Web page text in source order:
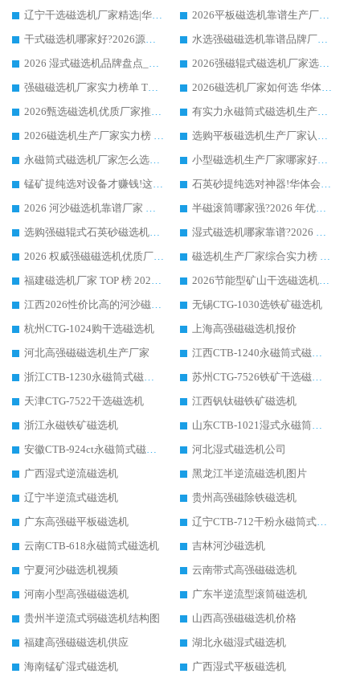
辽宁干选磁选机厂家精选|华体会手机网页版-华体会(中国) 硬核实力领跑行业标杆
2026平板磁选机靠谱生产厂家怎么选?行业标杆华体会手机网页版-华体会(中国) ，凭硬实力脱颖而出
干式磁选机哪家好?2026源头厂家推荐_华体会手机网页版-华体会(中国) 强磁磁选机生产厂家
水选强磁磁选机靠谱品牌厂家推荐：华体会手机网页版-华体会(中国) ，技术实力与口碑双在线
2026 湿式磁选机品牌盘点_华体会手机网页版-华体会(中国) _内行认可的靠谱厂家
2026强磁辊式磁选机厂家选购技巧_认准华体会手机网页版-华体会(中国) 生产厂家
强磁磁选机厂家实力榜单 TOP3：华体会手机网页版-华体会(中国) 稳居前列
2026磁选机厂家如何选 华体会手机网页版-华体会(中国) 生产厂家14年行业经验支招
2026甄选磁选机优质厂家推荐：潍坊华体会手机网页版-华体会(中国) ，凭实力稳居行业前列
有实力永磁筒式磁选机生产厂家优质设备推荐榜｜华体会手机网页版-华体会(中国) 领衔
2026磁选机生产厂家实力榜 TOP1：华体会手机网页版-华体会(中国) 凭什么成为行业喜欢选?
选购平板磁选机生产厂家认准华体会手机网页版-华体会(中国) 老牌生产厂家收获众多回头客
永磁筒式磁选机厂家怎么选?14 年老厂华体会手机网页版-华体会(中国) 凭实力出圈，这 5 大优势太圈粉
小型磁选机生产厂家哪家好?2026 年实测推荐，华体会手机网页版-华体会(中国) 十年口碑厂值得闭眼入
锰矿提纯选对设备才赚钱!这家临朐厂家的强磁辊磁选机凭啥成行业标杆?
石英砂提纯选对神器!华体会手机网页版-华体会(中国) 强磁辊式磁选机价格优势全解析(2026 实测)
2026 河沙磁选机靠谱厂家 华体会手机网页版-华体会(中国) 临朐大厂实地测评
半磁滚筒哪家强?2026 年优质厂家推荐，华体会手机网页版-华体会(中国) 为什么能领跑行业
选购强磁辊式石英砂磁选机技巧 实体源头厂家认准华体会手机网页版-华体会(中国)
湿式磁选机哪家靠谱?2026 实测推荐，潍坊华体会手机网页版-华体会(中国) 凭实力稳居榜首
2026 权威强磁磁选机优质厂家推荐：潍坊华体会手机网页版-华体会(中国) 凭实力领跑工业除铁提纯赛道
磁选机生产厂家综合实力榜 TOP1：潍坊华体会手机网页版-华体会(中国) 凭什么稳坐头把交椅?
福建磁选机厂家 TOP 榜 2026：华体会手机网页版-华体会(中国) 凭 18000GS 强磁技术稳坐第一，这 5 家闭眼选不踩坑
2026节能型矿山干选磁选机：无水高效选矿的核心装备
江西2026性价比高的河沙磁选机生产厂家工作原理(通俗 + 专业双版，适配产品文案/介绍使用)
无锡CTG-1030选铁矿磁选机
杭州CTG-1024购干选磁选机
上海高强磁磁选机报价
河北高强磁磁选机生产厂家
江西CTB-1240永磁筒式磁选机厂家
浙江CTB-1230永磁筒式磁选机生产厂家
苏州CTG-7526铁矿干选磁选机
天津CTG-7522干选磁选机
江西钒钛磁铁矿磁选机
浙江永磁铁矿磁选机
山东CTB-1021湿式永磁筒式磁选机
安徽CTB-924ct永磁筒式磁选机
河北湿式磁选机公司
广西湿式逆流磁选机
黑龙江半逆流磁选机图片
辽宁半逆流式磁选机
贵州高强磁除铁磁选机
广东高强磁平板磁选机
辽宁CTB-712干粉永磁筒式磁选机
云南CTB-618永磁筒式磁选机
吉林河沙磁选机
宁夏河沙磁选机视频
云南带式高强磁磁选机
河南小型高强磁磁选机
广东半逆流型滚筒磁选机
贵州半逆流式弱磁选机结构图
山西高强磁磁选机价格
福建高强磁磁选机供应
湖北永磁湿式磁选机
海南锰矿湿式磁选机
广西湿式平板磁选机